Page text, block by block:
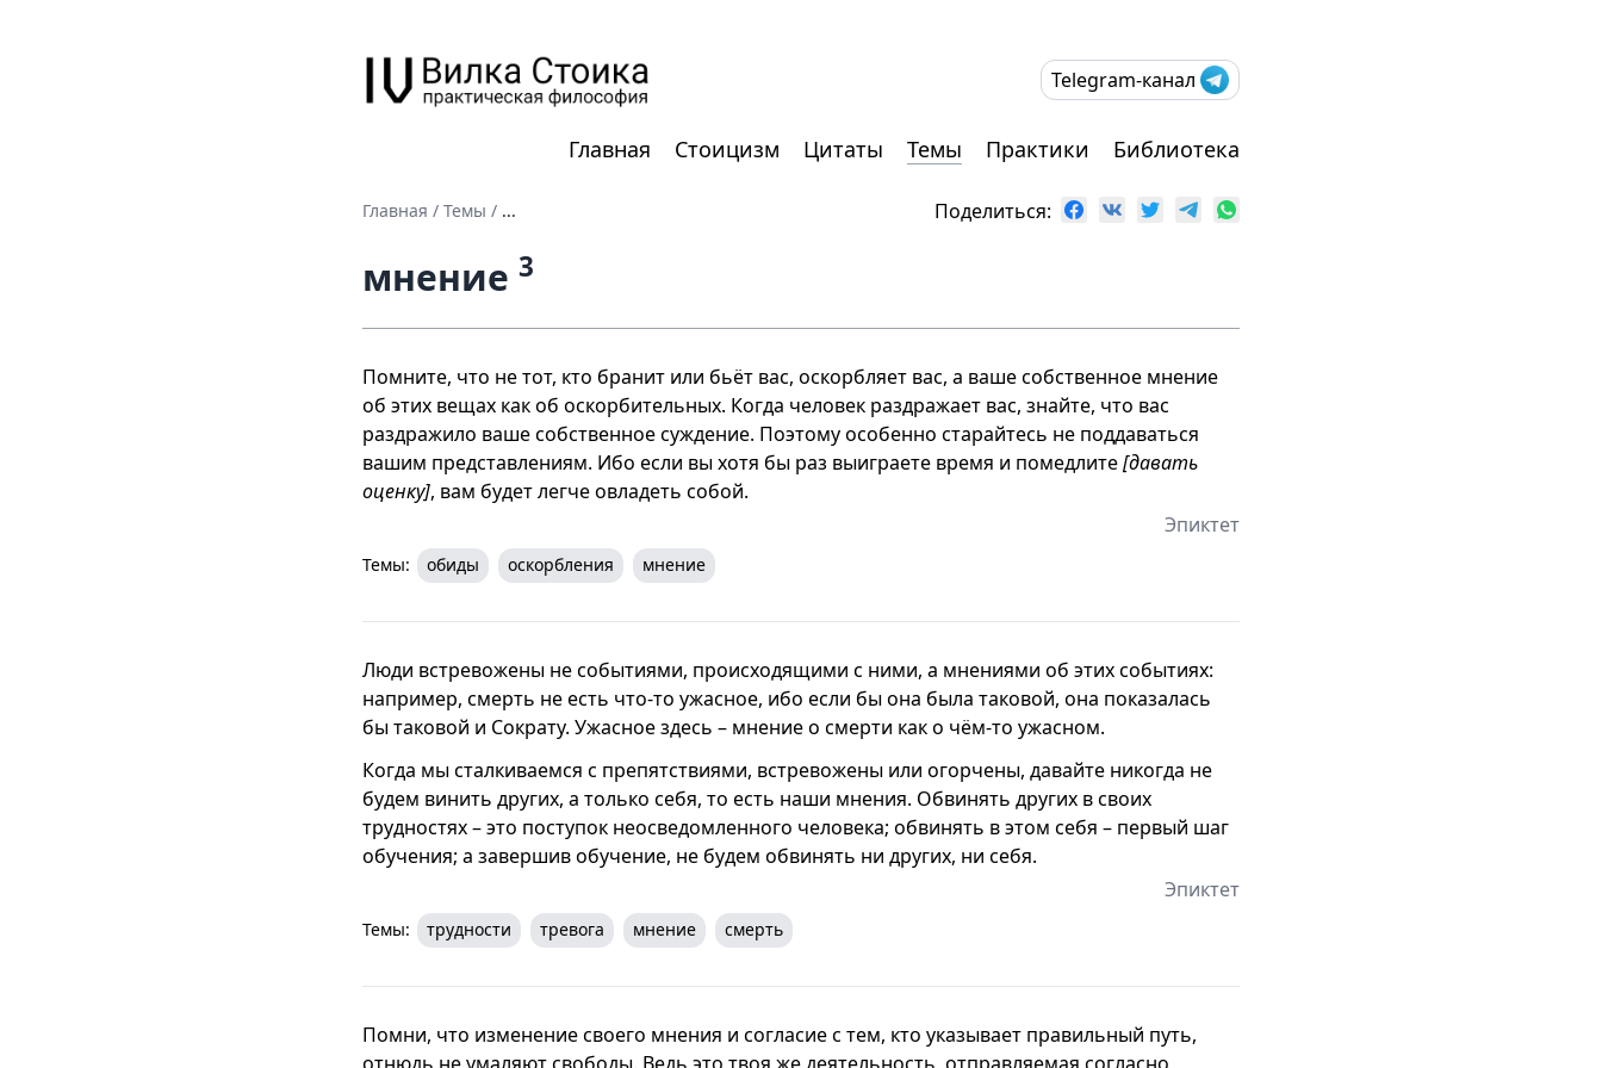
Telegram-канал
Главная Стоицизм Цитаты Темы Практики Библиотека
Главная / Темы / ... Поделиться:
мнение 3
Помните, что не тот, кто бранит или бьёт вас, оскорбляет вас, а ваше собственное мнение
об этих вещах как об оскорбительных. Когда человек раздражает вас, знайте, что вас
раздражило ваше собственное суждение. Поэтому особенно старайтесь не поддаваться
вашим представлениям. Ибо если вы хотя бы раз выиграете время и помедлите[давать
оценку], вам будет легче овладеть собой.
Эпиктет
Темы: обиды оскорбления мнение
Люди встревожены не событиями, происходящими с ними, а мнениями об этих событиях:
например, смерть не есть что-то ужасное, ибо если бы она была таковой, она показалась
бы таковой и Сократу. Ужасное здесь – мнение о смерти как о чём-то ужасном.
Когда мы сталкиваемся с препятствиями, встревожены или огорчены, давайте никогда не
будем винить других, а только себя, то есть наши мнения. Обвинять других в своих
трудностях – это поступок неосведомленного человека; обвинять в этом себя – первый шаг
обучения; а завершив обучение, не будем обвинять ни других, ни себя.
Эпиктет
Темы: трудности тревога мнение смерть
Помни, что изменение своего мнения и согласие с тем, кто указывает правильный путь,
отнюдь не умаляют свободы. Ведь это твоя же деятельность, отправляемая согласно